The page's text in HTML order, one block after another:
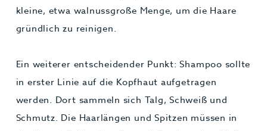
kleine, etwa walnussgroße Menge, um die Haare
gründlich zu reinigen.
Ein weiterer entscheidender Punkt: Shampoo sollte
in erster Linie auf die Kopfhaut aufgetragen
werden. Dort sammeln sich Talg, Schweiß und
Schmutz. Die Haarlängen und Spitzen müssen in